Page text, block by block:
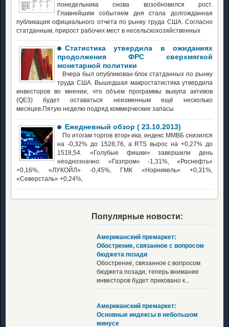
понедельника снова возобновился рост.
Главнейшим событием дня стала долгожданная
публикация официального отчета по рынку труда США. Согласно
статданным, прирост рабочих мест в несельскохозяйственных
Cтатистика утвердила в ожиданиях
продолжения ФРС сверхмягкой
монетарной политики
Вчера был опубликован блок статданных по рынку
труда США. Вышедшая макростатистика утвердила
инвесторов во мнении, что объем программы выкупа активов
(QE3) будет оставаться неизменным ещё несколько
месяцев.Пятую неделю подряд коммерческие запасы
Ежедневный обзор ( 23.10.2013)
По итогам торгов вторника, индекс ММВБ снизился
на -0,32% до 1528,76, а RTS вырос на +0,27% до
1518,54. «Голубые фишки» завершили день
неоднозначно: «Газпром» -1,31%, «Роснефть»
+0,16%, «ЛУКОЙЛ» -0,45%, ГМК «Норникель» +0,31%,
«Северсталь» +0,24%,
Популярные новости:
Американский премаркет:
Обострение, связанное с вопросом
бюджета позади
Обострение, связанное с вопросом
бюджета позади, теперь внимание
инвесторов будет приковано к...
Американский премаркет:
Основные индексы в небольшом
минусе